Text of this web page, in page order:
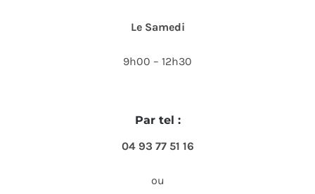
Le Samedi
9h00 – 12h30
Par tel :
04 93 77 51 16
ou